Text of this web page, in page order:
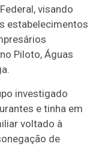
visando
estabelecimentos
Piloto, Águas
investigado
e tinha em
voltado à
de